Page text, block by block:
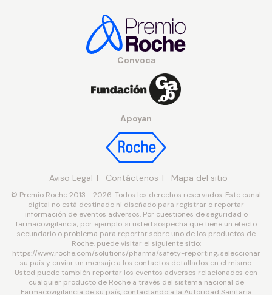
Convoca
Apoyan
Aviso Legal Contáctenos Mapa del sitio
© Premio Roche 2013 - 2026. Todos los derechos reservados. Este canal
digital no está destinado ni diseñado para registrar o reportar
información de eventos adversos. Por cuestiones de seguridad o
farmacovigilancia, por ejemplo: si usted sospecha que tiene un efecto
secundario o problema para reportar sobre uno de los productos de
Roche, puede visitar el siguiente sitio:
https://www.roche.com/solutions/pharma/safety-reporting, seleccionar
su país y enviar un mensaje a los contactos detallados en el mismo.
Usted puede también reportar los eventos adversos relacionados con
cualquier producto de Roche a través del sistema nacional de
Farmacovigilancia de su país, contactando a la Autoridad Sanitaria